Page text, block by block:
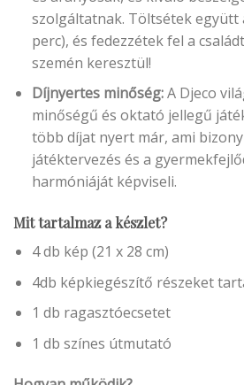
szolgáltatnak. Töltsétek együtt
perc), és fedezzétek fel a
szemén keresztül!
Díjnyertes minőség:A Djeco
minőségű és oktató jellegű
több díjat nyert már, ami
játéktervezés és a
harmóniáját képviseli.
Mit tartalmaz a készlet?
4 db kép (21 x 28 cm)
4db képkiegészítő részeket
1 db ragasztóecsetet
1 db színes útmutató